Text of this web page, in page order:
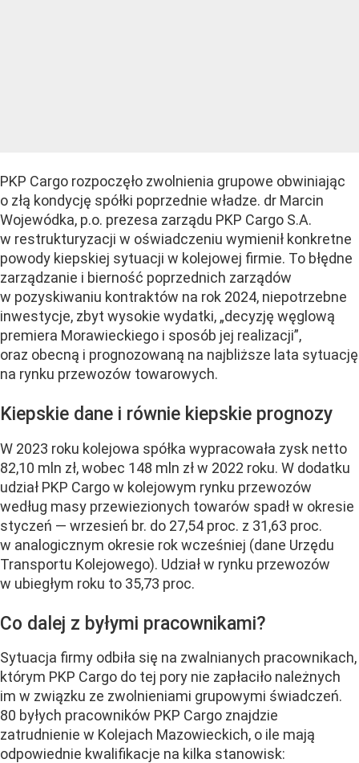
PKP Cargo rozpoczęło zwolnienia grupowe obwiniając
o złą kondycję spółki poprzednie władze. dr Marcin
Wojewódka, p.o. prezesa zarządu PKP Cargo S.A.
w restrukturyzacji w oświadczeniu wymienił konkretne
powody kiepskiej sytuacji w kolejowej firmie. To błędne
zarządzanie i bierność poprzednich zarządów
w pozyskiwaniu kontraktów na rok 2024, niepotrzebne
inwestycje, zbyt wysokie wydatki, „decyzję węglową
premiera Morawieckiego i sposób jej realizacji”,
oraz obecną i prognozowaną na najbliższe lata sytuację
na rynku przewozów towarowych.
Kiepskie dane i równie kiepskie prognozy
W 2023 roku kolejowa spółka wypracowała zysk netto
82,10 mln zł, wobec 148 mln zł w 2022 roku. W dodatku
udział PKP Cargo w kolejowym rynku przewozów
według masy przewiezionych towarów spadł w okresie
styczeń — wrzesień br. do 27,54 proc. z 31,63 proc.
w analogicznym okresie rok wcześniej (dane Urzędu
Transportu Kolejowego). Udział w rynku przewozów
w ubiegłym roku to 35,73 proc.
Co dalej z byłymi pracownikami?
Sytuacja firmy odbiła się na zwalnianych pracownikach,
którym PKP Cargo do tej pory nie zapłaciło należnych
im w związku ze zwolnieniami grupowymi świadczeń.
80 byłych pracowników PKP Cargo znajdzie
zatrudnienie w Kolejach Mazowieckich, o ile mają
odpowiednie kwalifikacje na kilka stanowisk: